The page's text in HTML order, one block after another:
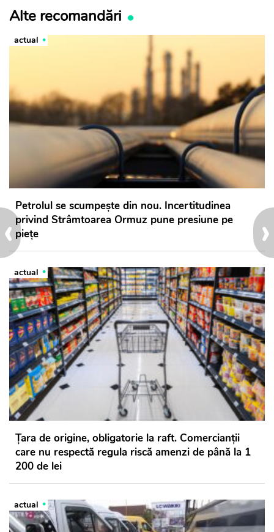
›
‹
Alte recomandări
actual
Petrolul se scumpește din nou. Incertitudinea
privind Strâmtoarea Ormuz pune presiune pe
piețe
actual
Țara de origine, obligatorie la raft. Comercianții
care nu respectă regula riscă amenzi de până la 1
200 de lei
actual